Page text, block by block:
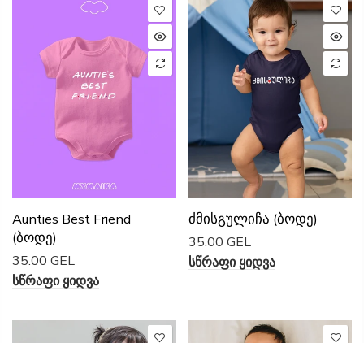
Aunties Best Friend
(ბოდე)
35.00 GEL
Სწრაფი Ყიდვა
Ძმისგულიჩა (ბოდე)
35.00 GEL
Სწრაფი Ყიდვა